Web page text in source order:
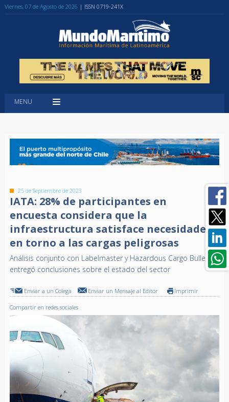
Viernes, 07 de Agosto de 2026 | ISSN 0719-241X
MENU
25 de Septiembre de 2023
IATA: 28% de participantes en
encuesta considera que la
infraestructura satisface necesidades
en torno a las cargas peligrosas
Análisis conjunto con Labelmaster y Hazardous Cargo Bulletin
entregó conclusiones sobre el estado del sector
Enviar a un Colega Enviar un Mensaje al Editor Imprimir
Compartir en redes sociales